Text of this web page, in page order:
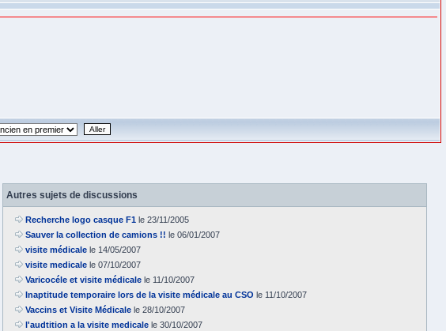
Autres sujets de discussions
Recherche logo casque F1 le 23/11/2005
Sauver la collection de camions !! le 06/01/2007
visite médicale le 14/05/2007
visite medicale le 07/10/2007
Varicocéle et visite médicale le 11/10/2007
Inaptitude temporaire lors de la visite médicale au CSO le 11/10/2007
Vaccins et Visite Médicale le 28/10/2007
l'audtition a la visite medicale le 30/10/2007